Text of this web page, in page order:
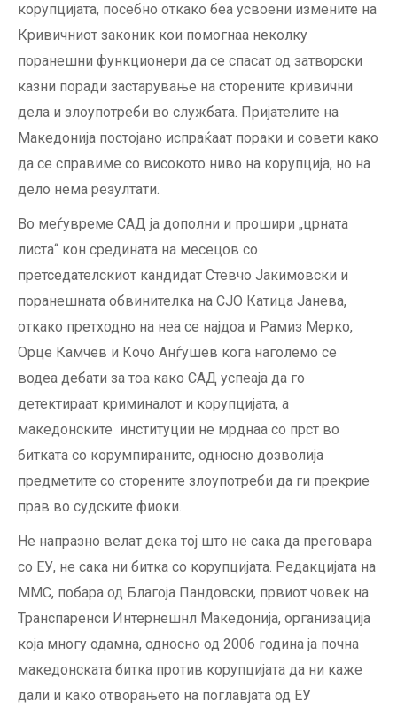
корупцијата, посебно откако беа усвоени измените на
Кривичниот законик кои помогнаа неколку
поранешни функционери да се спасат од затворски
казни поради застарување на сторените кривични
дела и злоупотреби во службата. Пријателите на
Македонија постојано испраќаат пораки и совети како
да се справиме со високото ниво на корупција, но на
дело нема резултати.
Во меѓувреме САД ја дополни и прошири „црната
листа“ кон средината на месецов со
претседателскиот кандидат Стевчо Јакимовски и
поранешната обвинителка на СЈО Катица Јанева,
откако претходно на неа се најдоа и Рамиз Мерко,
Орце Камчев и Кочо Анѓушев кога наголемо се
водеа дебати за тоа како САД успеаја да го
детектираат криминалот и корупцијата, а
македонските институции не мрднаа со прст во
битката со корумпираните, односно дозволија
предметите со сторените злоупотреби да ги прекрие
прав во судските фиоки.
Не напразно велат дека тој што не сака да преговара
со ЕУ, не сака ни битка со корупцијата. Редакцијата на
ММС, побара од Благоја Пандовски, првиот човек на
Транспаренси Интернешнл Македонија, организација
која многу одамна, односно од 2006 година ја почна
македонската битка против корупцијата да ни каже
дали и како отворањето на поглавјата од ЕУ